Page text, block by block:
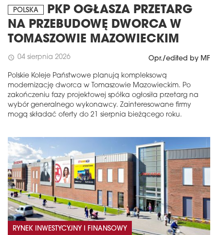
POLSKA
PKP OGŁASZA PRZETARG
NA PRZEBUDOWĘ DWORCA W
TOMASZOWIE MAZOWIECKIM
schedule 04 sierpnia 2026 Opr./edited by MF
Polskie Koleje Państwowe planują kompleksową
modernizację dworca w Tomaszowie Mazowieckim. Po
zakończeniu fazy projektowej spółka ogłosiła przetarg na
wybór generalnego wykonawcy. Zainteresowane firmy
mogą składać oferty do 21 sierpnia bieżącego roku.
RYNEK INWESTYCYJNY I FINANSOWY